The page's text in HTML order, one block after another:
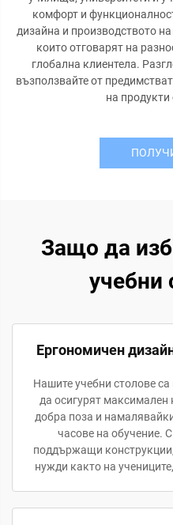
комфорт и
дизайна и производството
които отговарят на
глобална клиентела.
възползвайте от
на продукти
Защо да
учебни
Ергономичен
Нашите учебни столове
да осигурят
добра поза и
часове на обучение.
поддържащи
нужди както на